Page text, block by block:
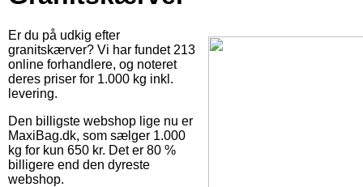
Er du på udkig efter
granitskærver? Vi har fundet 213
online forhandlere, og noteret
deres priser for 1.000 kg inkl.
levering.
Den billigste webshop lige nu er
MaxiBag.dk, som sælger 1.000
kg for kun 650 kr. Det er 80 %
billigere end den dyreste
webshop.